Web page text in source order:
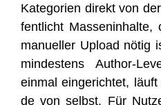
Kate­go­rien direkt von
fent­licht
manu­el­ler Upload nötig
min­des­tens Aut­hor-
ein­mal ein­ge­rich­tet,
de von selbst. Für